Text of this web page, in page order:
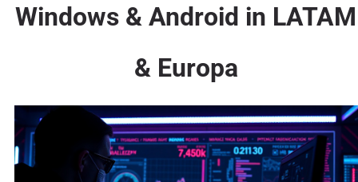
Windows & Android in LATAM
& Europa